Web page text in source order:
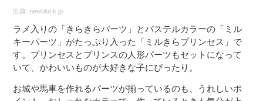
出典: newblock.jp
ラメ入りの「きらきらパーツ」とパステルカラーの「ミル
キーパーツ」がたっぷり入った「ミルきらプリンセス」で
す。プリンセスとプリンスの人形パーツもセットになって
いて、かわいいものが大好きな子にぴったり。
お城や馬車を作れるパーツが揃っているのも、うれしいポ